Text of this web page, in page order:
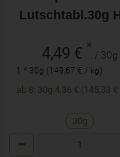
Lutschtabl.30g
4,49 € * / 30g
1 * 30g (149,67 € / kg)
ab 8: 30g 4,36 €
30g